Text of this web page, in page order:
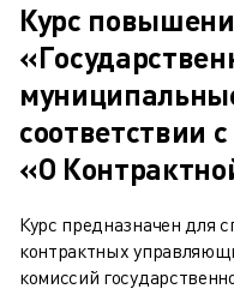
Курс
соответствии
«О
Курс предназначен для
контрактных
комиссий